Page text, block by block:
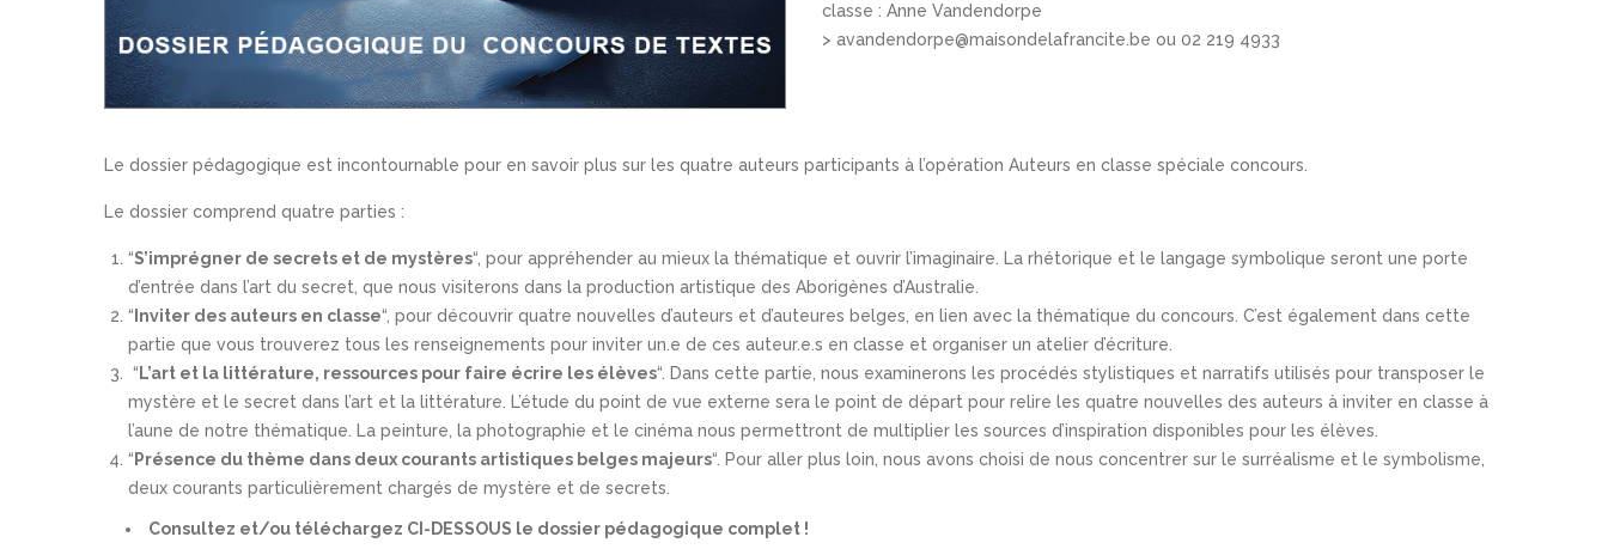
classe : Anne Vandendorpe
> avandendorpe@maisondelafrancite.be ou 02 219 4933
Le dossier pédagogique est incontournable pour en savoir plus sur les quatre auteurs participants à l’opération Auteurs en classe spéciale concours.
Le dossier comprend quatre parties :
“S’imprégner de secrets et de mystères“, pour appréhender au mieux la thématique et ouvrir l’imaginaire. La rhétorique et le langage symbolique seront une porte
d’entrée dans l’art du secret, que nous visiterons dans la production artistique des Aborigènes d’Australie.
“ Inviter des auteurs en classe“, pour découvrir quatre nouvelles d’auteurs et d’auteures belges, en lien avec la thématique du concours. C’est également dans cette
partie que vous trouverez tous les renseignements pour inviter un.e de ces auteur.e.s en classe et organiser un atelier d’écriture.
“ L’art et la littérature, ressources pour faire écrire les élèves“. Dans cette partie, nous examinerons les procédés stylistiques et narratifs utilisés pour transposer le
mystère et le secret dans l’art et la littérature. L’étude du point de vue externe sera le point de départ pour relire les quatre nouvelles des auteurs à inviter en classe à
l’aune de notre thématique. La peinture, la photographie et le cinéma nous permettront de multiplier les sources d’inspiration disponibles pour les élèves.
“ Présence du thème dans deux courants artistiques belges majeurs“. Pour aller plus loin, nous avons choisi de nous concentrer sur le surréalisme et le symbolisme,
deux courants particulièrement chargés de mystère et de secrets.
Consultez et/ou téléchargez CI-DESSOUS le dossier pédagogique complet !